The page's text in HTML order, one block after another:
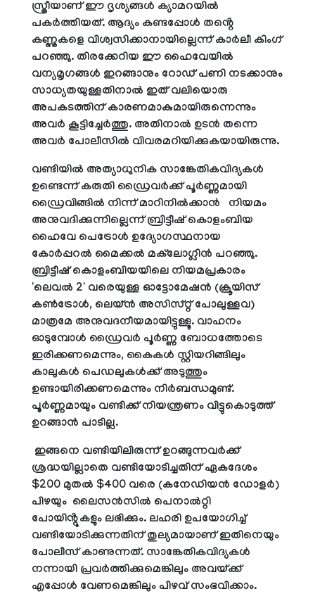
സ്ത്രീയാണ് ഈ ദൃശ്യങ്ങൾ ക്യാമറയിൽ
പകർത്തിയത്. ആദ്യം കണ്ടപ്പോൾ തൻ്റെ
കണ്ണുകളെ വിശ്വസിക്കാനായില്ലെന്ന് കാർലീ കിംഗ്
പറഞ്ഞു. തിരക്കേറിയ ഈ ഹൈവേയിൽ
വന്യമൃഗങ്ങൾ ഇറങ്ങാനും റോഡ് പണി നടക്കാനും
സാധ്യതയുള്ളതിനാൽ ഇത് വലിയൊരു
അപകടത്തിന് കാരണമാകുമായിരുന്നെന്നും
അവർ കൂട്ടിച്ചേർത്തു. അതിനാൽ ഉടൻ തന്നെ
അവർ പോലീസിൽ വിവരമറിയിക്കുകയായിരുന്നു.
വണ്ടിയിൽ അത്യാധുനിക സാങ്കേതികവിദ്യകൾ
ഉണ്ടെന്ന് കരുതി ഡ്രൈവർക്ക് പൂർണ്ണമായി
ഡ്രൈവിങ്ങിൽ നിന്ന് മാറിനിൽക്കാൻ നിയമം
അനുവദിക്കുന്നില്ലെന്ന് ബ്രിട്ടീഷ് കൊളംബിയ
ഹൈവേ പെട്രോൾ ഉദ്യോഗസ്ഥനായ
കോർപ്പറൽ മൈക്കൽ മക്‌ലോഗ്ലിൻ പറഞ്ഞു.
ബ്രിട്ടീഷ് കൊളംബിയയിലെ നിയമപ്രകാരം
'ലെവൽ 2' വരെയുള്ള ഓട്ടോമേഷൻ (ക്രൂയിസ്
കൺട്രോൾ, ലെയ്ൻ അസിസ്റ്റ് പോലുള്ളവ)
മാത്രമേ അനുവദനീയമായിട്ടുള്ളൂ. വാഹനം
ഓടുമ്പോൾ ഡ്രൈവർ പൂർണ്ണ ബോധത്തോടെ
ഇരിക്കണമെന്നും, കൈകൾ സ്റ്റിയറിങ്ങിലും
കാലുകൾ പെഡലുകൾക്ക് അടുത്തും
ഉണ്ടായിരിക്കണമെന്നും നിർബന്ധമുണ്ട്.
പൂർണ്ണമായും വണ്ടിക്ക് നിയന്ത്രണം വിട്ടുകൊടുത്ത്
ഉറങ്ങാൻ പാടില്ല.
ഇങ്ങനെ വണ്ടിയിലിരുന്ന് ഉറങ്ങുന്നവർക്ക്
ശ്രദ്ധയില്ലാതെ വണ്ടിയോടിച്ചതിന് ഏകദേശം
$200 മുതൽ $400 വരെ (കനേഡിയൻ ഡോളർ)
പിഴയും ലൈസൻസിൽ പെനാൽറ്റി
പോയിൻ്റുകളും ലഭിക്കും. ലഹരി ഉപയോഗിച്ച്
വണ്ടിയോടിക്കുന്നതിന് തുല്യമായാണ് ഇതിനെയും
പോലീസ് കാണുന്നത്. സാങ്കേതികവിദ്യകൾ
നന്നായി പ്രവർത്തിക്കുമെങ്കിലും അവയ്ക്ക്
എപ്പോൾ വേണമെങ്കിലും പിഴവ് സംഭവിക്കാം.